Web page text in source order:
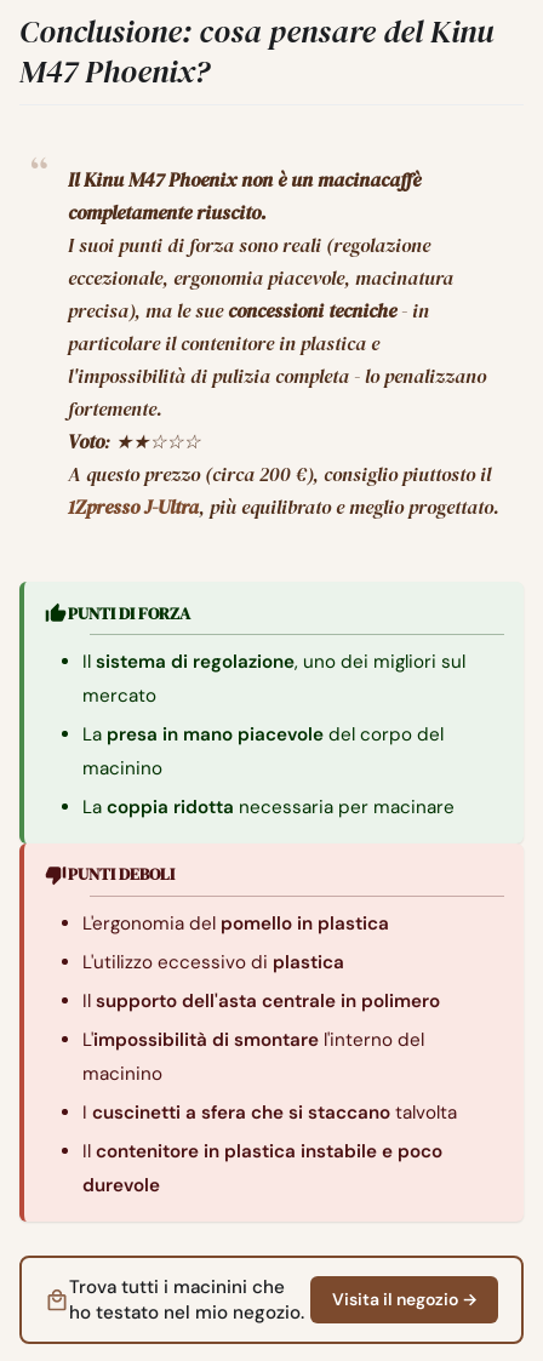
Conclusione: cosa pensare del Kinu
M47 Phoenix?
Il Kinu M47 Phoenix non è un macinacaffè
completamente riuscito.
I suoi punti di forza sono reali (regolazione
eccezionale, ergonomia piacevole, macinatura
precisa), ma le sueconcessioni tecniche- in
particolare il contenitore in plastica e
l'impossibilità di pulizia completa - lo penalizzano
fortemente.
Voto: ★★☆☆☆
A questo prezzo (circa 200 €), consiglio piuttosto il
1Zpresso J-Ultra, più equilibrato e meglio progettato.
PUNTI DI FORZA
Il sistema di regolazione, uno dei migliori sul
mercato
La presa in mano piacevole del corpo del
macinino
La coppia ridotta necessaria per macinare
PUNTI DEBOLI
L'ergonomia del pomello in plastica
L'utilizzo eccessivo di plastica
Il supporto dell'asta centrale in polimero
L'impossibilità di smontare l'interno del
macinino
I cuscinetti a sfera che si staccano talvolta
Il contenitore in plastica instabile e poco
durevole
Trova tutti i macinini che
ho testato nel mio negozio.
Visita il negozio →